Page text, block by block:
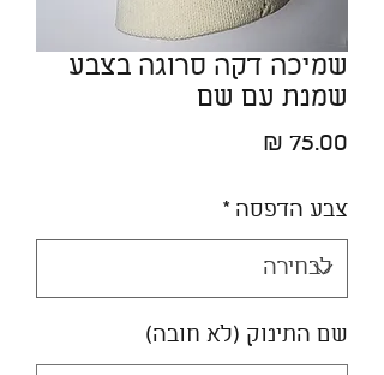
שמיכה דקה סרוגה בצבע
שמנת עם שם
צבע הדפסה *
שם התינוק (לא חובה)